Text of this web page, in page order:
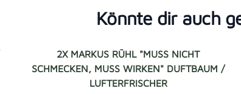
Könnte dir auch
2X MARKUS RÜHL "MUSS NICHT
SCHMECKEN, MUSS WIRKEN" DUFTBAUM /
LUFTERFRISCHER